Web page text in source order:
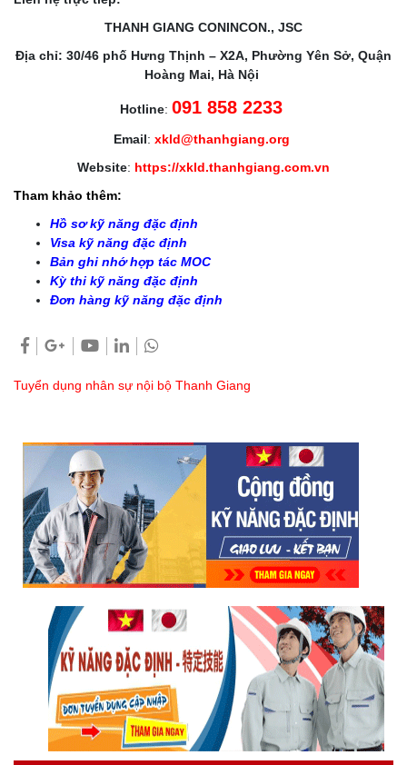
THANH GIANG CONINCON., JSC
Địa chỉ: 30/46 phố Hưng Thịnh – X2A, Phường Yên Sở, Quận
Hoàng Mai, Hà Nội
Hotline: 091 858 2233
Email: xkld@thanhgiang.org
Website: https://xkld.thanhgiang.com.vn
Tham khảo thêm:
Hồ sơ kỹ năng đặc định
Visa kỹ năng đặc định
Bản ghi nhớ hợp tác MOC
Kỳ thi kỹ năng đặc định
Đơn hàng kỹ năng đặc định
Tuyển dụng nhân sự nội bộ Thanh Giang